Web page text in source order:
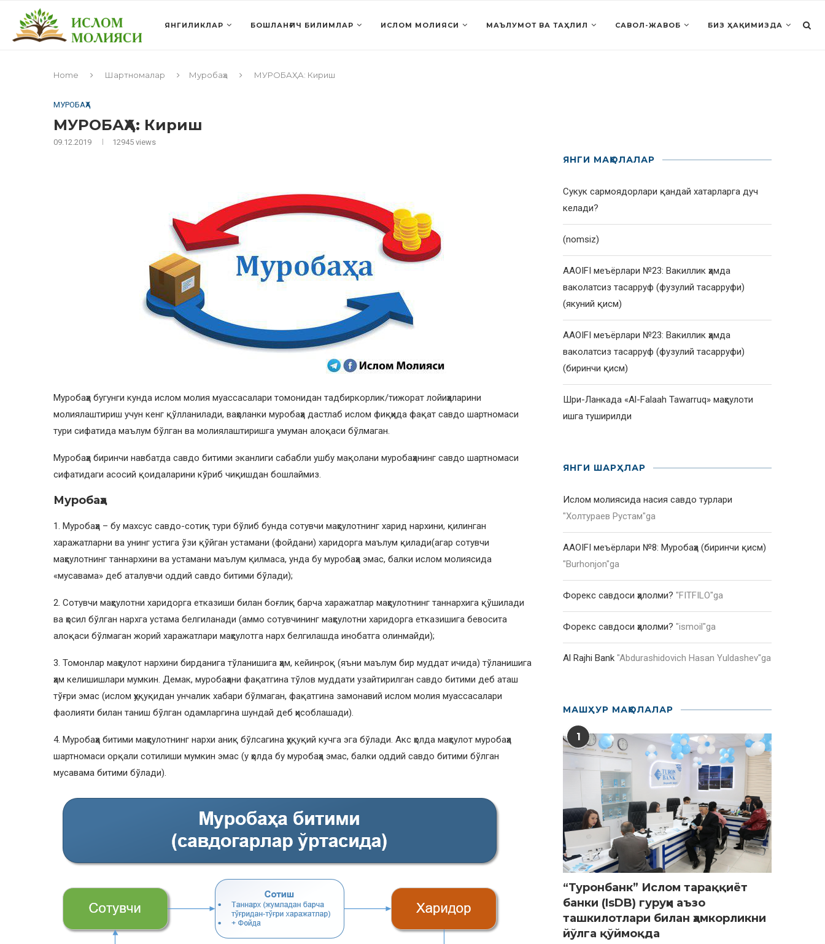
ЯНГИЛИКЛАР БОШЛАНҒИЧ БИЛИМЛАР ИСЛОМ МОЛИЯСИ МАЪЛУМОТ ВА ТАҲЛИЛ САВОЛ-ЖАВОБ БИЗ ҲАҚИМИЗДА
Home Шартномалар Муробаҳа МУРОБАҲА: Кириш
МУРОБАҲА
МУРОБАҲА: Кириш
09.12.2019 12945 views
Муробаҳа бугунги кунда ислом молия муассасалари томонидан тадбиркорлик/тижорат лойиҳаларини
молиялаштириш учун кенг қўлланилади, ваҳоланки муробаҳа дастлаб ислом фиқҳида фақат савдо шартномаси
тури сифатида маълум бўлган ва молиялаштиришга умуман алоқаси бўлмаган.
Муробаҳа биринчи навбатда савдо битими эканлиги сабабли ушбу мақолани муробаҳанинг савдо шартномаси
сифатидаги асосий қоидаларини кўриб чиқишдан бошлаймиз.
Муробаҳа
1. Муробаҳа – бу махсус савдо-сотиқ тури бўлиб бунда сотувчи маҳсулотнинг харид нархини, қилинган
харажатларни ва унинг устига ўзи қўйган устамани (фойдани) харидорга маълум қилади(агар сотувчи
маҳсулотнинг таннархини ва устамани маълум қилмаса, унда бу муробаҳа эмас, балки ислом молиясида
«мусавама» деб аталувчи оддий савдо битими бўлади);
2. Сотувчи маҳсулотни харидорга етказиши билан боғлиқ барча харажатлар маҳсулотнинг таннархига қўшилади
ва ҳосил бўлган нархга устама белгиланади (аммо сотувчининг маҳсулотни харидорга етказишига бевосита
алоқаси бўлмаган жорий харажатлари маҳсулотга нарх белгилашда инобатга олинмайди);
3. Томонлар маҳсулот нархини бирданига тўланишига ҳам, кейинроқ (яъни маълум бир муддат ичида) тўланишига
ҳам келишишлари мумкин. Демак, муробаҳани фақатгина тўлов муддати узайтирилган савдо битими деб аташ
тўғри эмас (ислом ҳуқуқидан унчалик хабари бўлмаган, фақатгина замонавий ислом молия муассасалари
фаолияти билан таниш бўлган одамларгина шундай деб ҳисоблашади).
4. Муробаҳа битими маҳсулотнинг нархи аниқ бўлсагина ҳуқуқий кучга эга бўлади. Акс ҳолда маҳсулот муробаҳа
шартномаси орқали сотилиши мумкин эмас (у ҳолда бу муробаҳа эмас, балки оддий савдо битими бўлган
мусавама битими бўлади).
ЯНГИ МАҚОЛАЛАР
Сукук сармоядорлари қандай хатарларга дуч
келади?
(nomsiz)
AAOIFI меъёрлари №23: Вакиллик ҳамда
ваколатсиз тасарруф (фузулий тасарруфи)
(якуний қисм)
AAOIFI меъёрлари №23: Вакиллик ҳамда
ваколатсиз тасарруф (фузулий тасарруфи)
(биринчи қисм)
Шри-Ланкада «Al-Falaah Tawarruq» маҳсулоти
ишга туширилди
ЯНГИ ШАРҲЛАР
Ислом молиясида насия савдо турлари
"Холтураев Рустам"ga
AAOIFI меъёрлари №8: Муробаҳа (биринчи қисм)
"Burhonjon"ga
Форекс савдоси ҳалолми? "FITFILO"ga
Форекс савдоси ҳалолми? "ismoil"ga
Al Rajhi Bank "Abdurashidovich Hasan Yuldashev"ga
МАШҲУР МАҚОЛАЛАР
1
“Туронбанк” Ислом тараққиёт
банки (IsDB) гуруҳи аъзо
ташкилотлари билан ҳамкорликни
йўлга қўймоқда